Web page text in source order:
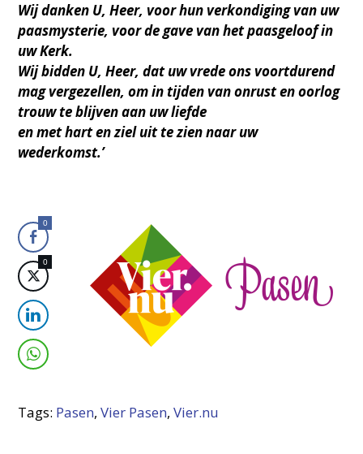
Wij danken U, Heer, voor hun verkondiging van uw
paasmysterie, voor de gave van het paasgeloof in
uw Kerk.
Wij bidden U, Heer, dat uw vrede ons voortdurend
mag vergezellen, om in tijden van onrust en oorlog
trouw te blijven aan uw liefde
en met hart en ziel uit te zien naar uw
wederkomst.’
0
0
Tags: Pasen,Vier Pasen,Vier.nu